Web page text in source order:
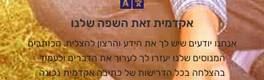
אקדמית זאת השפה שלנו
אנחנו יודעים שיש לך את הידע והרצון להצליח. הכותבים
המנוסים שלנו יעזרו לך לערוך את הדברים ולעמוד
בהצלחה בכל הדרישות של כתיבה אקדמית נכונה